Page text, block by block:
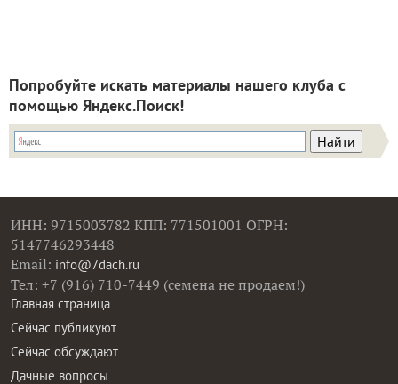
Попробуйте искать материалы нашего клуба с
помощью Яндекс.Поиск!
ИНН: 9715003782 КПП: 771501001 ОГРН:
5147746293448
Email: info@7dach.ru
Тел: +7 (916) 710-7449 (семена не продаем!)
Главная страница
Сейчас публикуют
Сейчас обсуждают
Дачные вопросы